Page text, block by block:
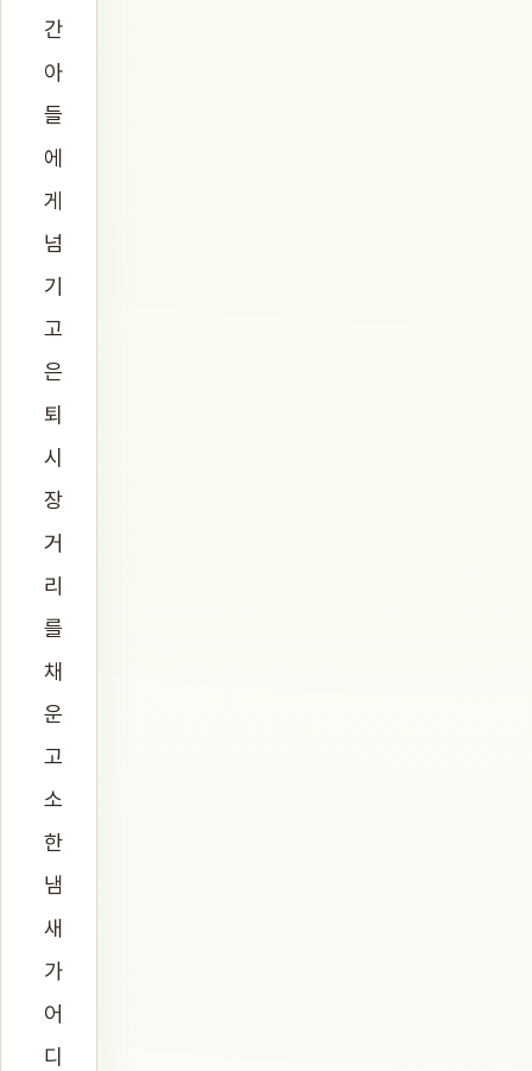
간
아
들
에
게
넘
기
고
은
퇴
시
장
거
리
를
채
운
고
소
한
냄
새
가
어
디